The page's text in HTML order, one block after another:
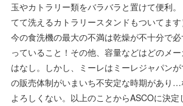
玉やカトラリー類をバラバラと置けて便利
てて洗えるカトラリースタンドもついてま
今の食洗機の最大の不満は乾燥が不十分で
っていること！その他、容量などはどのメ
はなし。しかし、ミーレはミーレジャパン
の販売体制がいまいち不安定な時期があり
よろしくない。以上のことからASCOに決